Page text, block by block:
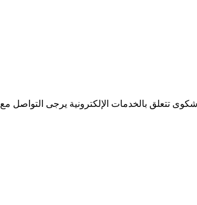
تتعلق بالخدمات الإلكترونية يرجى التواصل مع